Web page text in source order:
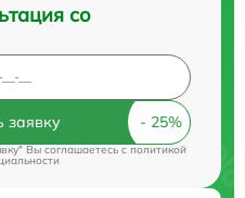
со
заявку
Вы соглашаетесь cполитикой